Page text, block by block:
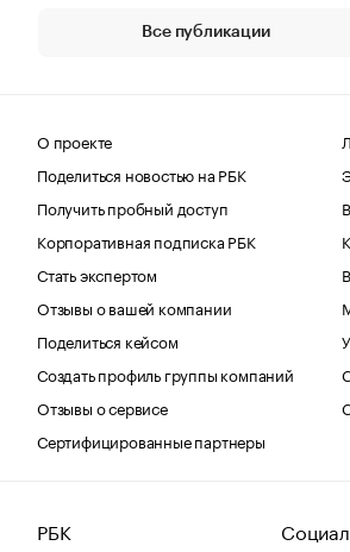
Все публикации
О проекте
Поделиться новостью на РБК
Получить пробный доступ
Корпоративная подписка РБК
Стать экспертом
Отзывы о вашей компании
Поделиться кейсом
Создать профиль группы компаний
Отзывы о сервисе
Сертифицированные партнеры
РБК